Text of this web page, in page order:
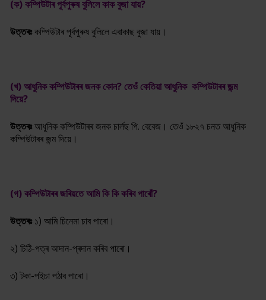
(ক) কম্পিউটাৰ পূৰ্বপুৰুষ বুলিলে কাক বুজা যায়?
উত্তৰঃকম্পিউটাৰ পূৰ্বপুৰুষ বুলিলে এবাকাছ বুজা যায়।
(খ) আধুনিক কম্পিউটাৰৰ জনক কোন? তেওঁ কেতিয়া আধুনিক কম্পিউটাৰৰ জন্ম
দিয়ে?
উত্তৰঃআধুনিক কম্পিউটাৰৰ জনকচাৰ্লছ পি. বেবেজ। তেওঁ ১৮২৭ চনত আধুনিক
কম্পিউটাৰৰ জন্ম দিয়ে।
(গ) কম্পিউটাৰৰ জৰিয়তে আমি কি কি কৰিব পাৰোঁ?
উত্তৰঃ ১) আমি চিনেমা চাব পাৰো।
২) চিঠি-পত্ৰ আদান-প্ৰদান কৰিব পাৰো।
৩) টকা-পইচা পঠাব পাৰো।